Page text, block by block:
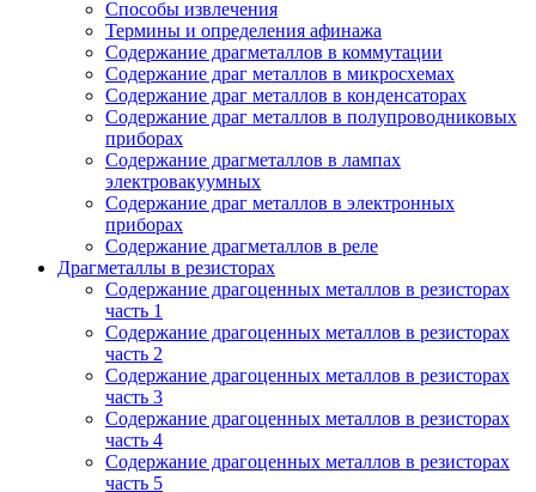
Способы извлечения
Термины и определения афинажа
Содержание драгметаллов в коммутации
Содержание драг металлов в микросхемах
Содержание драг металлов в конденсаторах
Содержание драг металлов в полупроводниковых
приборах
Содержание драгметаллов в лампах
электровакуумных
Содержание драг металлов в электронных
приборах
Содержание драгметаллов в реле
Драгметаллы в резисторах
Содержание драгоценных металлов в резисторах
часть 1
Содержание драгоценных металлов в резисторах
часть 2
Содержание драгоценных металлов в резисторах
часть 3
Содержание драгоценных металлов в резисторах
часть 4
Содержание драгоценных металлов в резисторах
часть 5